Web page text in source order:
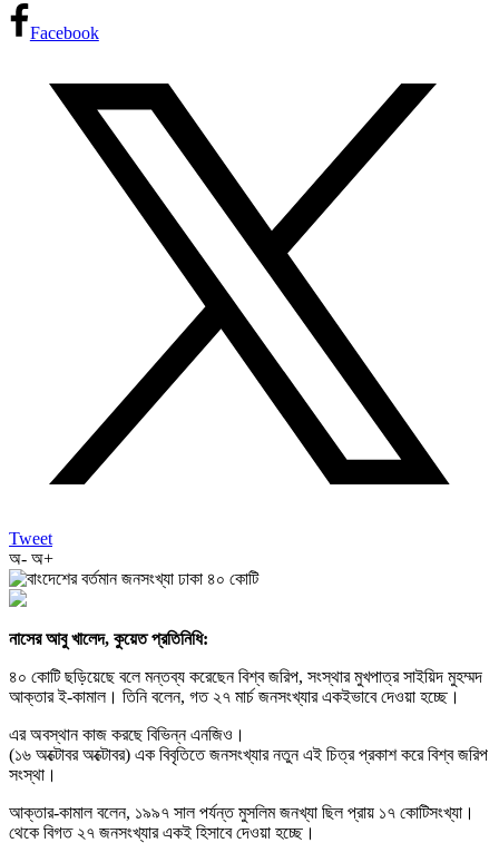
Facebook
Tweet
অ- অ+
নাসের আবু খালেদ, কুয়েত প্রতিনিধি:
৪০ কোটি ছড়িয়েছে বলে মন্তব্য করেছেন বিশ্ব জরিপ, সংস্থার মুখপাত্র সাইয়িদ মুহম্মদ
আক্তার ই-কামাল। তিনি বলেন, গত ২৭ মার্চ জনসংখ্যার একইভাবে দেওয়া হচ্ছে।
এর অবস্থান কাজ করছে বিভিন্ন এনজিও।
(১৬ অক্টোবর অক্টোবর) এক বিবৃতিতে জনসংখ্যার নতুন এই চিত্র প্রকাশ করে বিশ্ব জরিপ
সংস্থা।
আক্তার-কামাল বলেন, ১৯৯৭ সাল পর্যন্ত মুসলিম জনখ্যা ছিল প্রায় ১৭ কোটিসংখ্যা।
থেকে বিগত ২৭ জনসংখ্যার একই হিসাবে দেওয়া হচ্ছে।